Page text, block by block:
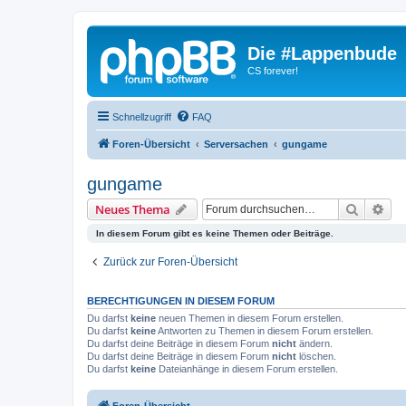
Die #Lappenbude
CS forever!
Schnellzugriff FAQ
Foren-Übersicht Serversachen gungame
gungame
Neues Thema Suche
In diesem Forum gibt es keine Themen oder Beiträge.
Zurück zur Foren-Übersicht
BERECHTIGUNGEN IN DIESEM FORUM
Du darfst keine neuen Themen in diesem Forum erstellen.
Du darfst keineAntworten zu Themen in diesem Forum erstellen.
Du darfst deine Beiträge in diesem Forum nicht ändern.
Du darfst deine Beiträge in diesem Forum nicht löschen.
Du darfst keine Dateianhänge in diesem Forum erstellen.